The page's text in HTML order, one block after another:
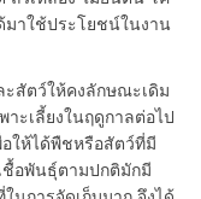
มาใช้ประโยชน์ในงาน
ตว์ให้คงลักษณะเดิม
ะเลี้ยงในฤดูกาลต่อไป
ให้ได้พืชหรือสัตว์ที่มี
อพันธุ์ตามปกติมักมี